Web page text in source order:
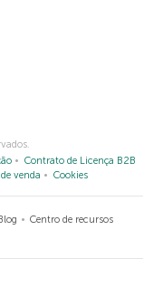
Contrato de Licença B2B
venda Cookies
Centro de recursos